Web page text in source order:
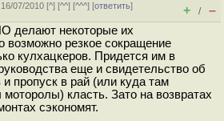
07/2010 [^] [^^] [^^^] [ответить]
+ / –
делают некоторые их
возможно резкое сокращение
кулхацкеров. Придется им в
еще и свидетельство об
и пропуск в рай (или куда там
класть. Зато на возвратах
сэкономят.